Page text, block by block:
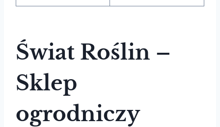
Świat Roślin –
Sklep
ogrodniczy